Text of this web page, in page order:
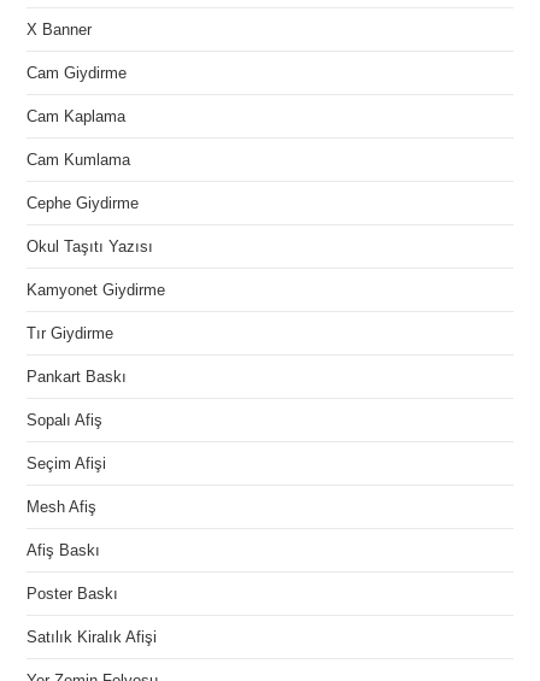
X Banner
Cam Giydirme
Cam Kaplama
Cam Kumlama
Cephe Giydirme
Okul Taşıtı Yazısı
Kamyonet Giydirme
Tır Giydirme
Pankart Baskı
Sopalı Afiş
Seçim Afişi
Mesh Afiş
Afiş Baskı
Poster Baskı
Satılık Kiralık Afişi